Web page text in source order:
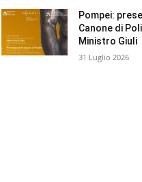
Pompei:
Canone di
Ministro Giuli
31 Luglio 2026